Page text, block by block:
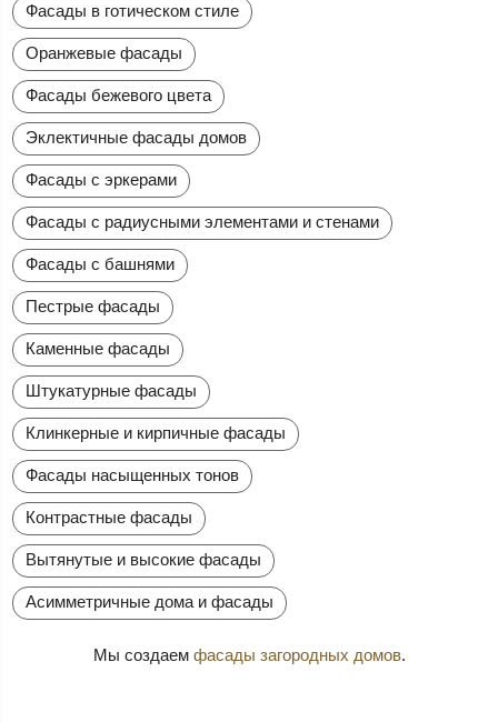
Фасады в готическом стиле
Оранжевые фасады
Фасады бежевого цвета
Эклектичные фасады домов
Фасады с эркерами
Фасады с радиусными элементами и стенами
Фасады с башнями
Пестрые фасады
Каменные фасады
Штукатурные фасады
Клинкерные и кирпичные фасады
Фасады насыщенных тонов
Контрастные фасады
Вытянутые и высокие фасады
Асимметричные дома и фасады
Мы создаем фасады загородных домов.